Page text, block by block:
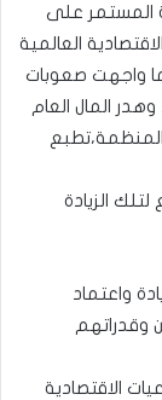
المستمر على
العالمية
واجهت صعوبات
المال العام
الزيادة
واعتماد
وقدراتهم
الاقتصادية